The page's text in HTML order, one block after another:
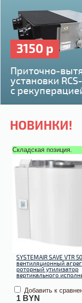
3150 р
Приточно-
установки
с
НОВИНКИ!
Складская позиция.
SYSTEMAIR SAVE VTR
вентиляционный
роторный утилизатор
вертикального
Добавить к
1 BYN